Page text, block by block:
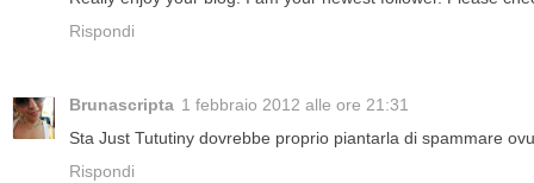
Rispondi
Brunascripta 1 febbraio 2012 alle ore 21:31
Sta Just Tututiny dovrebbe proprio piantarla di spammare
Rispondi